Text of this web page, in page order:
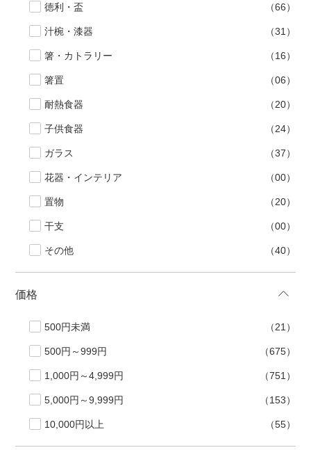
徳利・盃 （66）
汁椀・漆器 （31）
箸・カトラリー （16）
箸置 （06）
耐熱食器 （20）
子供食器 （24）
ガラス （37）
花器・インテリア （00）
置物 （20）
干支 （00）
その他 （40）
価格
500円未満 （21）
500円～999円 （675）
1,000円～4,999円 （751）
5,000円～9,999円 （153）
10,000円以上 （55）